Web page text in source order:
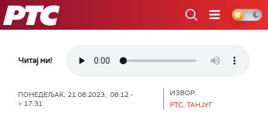
РТС
Читај ми!
ПОНЕДЕЉАК, 21.08.2023, 08:12 -
> 17:31
ИЗВОР:
РТС, ТАНЈУГ